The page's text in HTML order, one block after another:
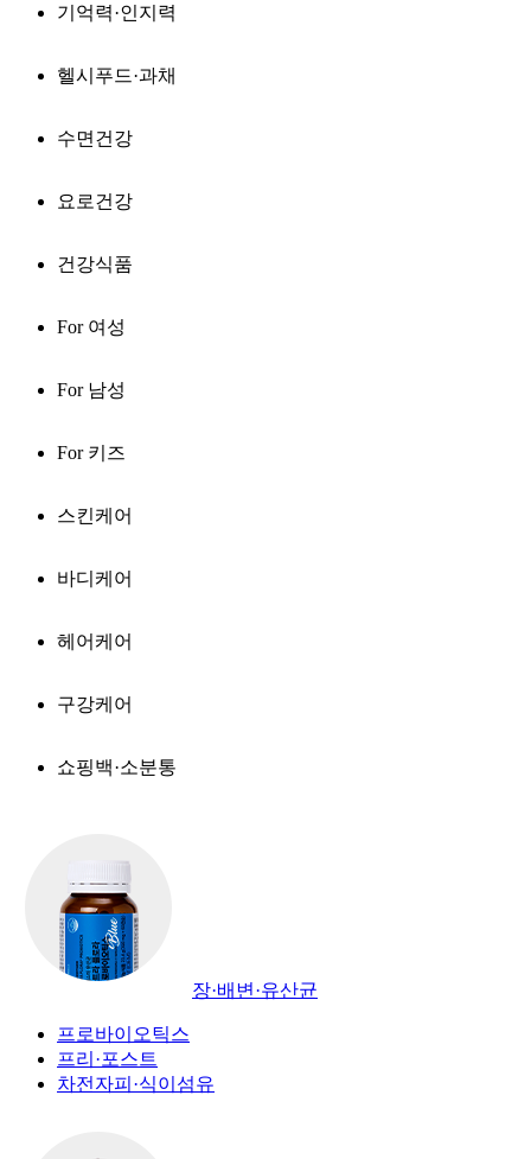
기억력·인지력
헬시푸드·과채
수면건강
요로건강
건강식품
For 여성
For 남성
For 키즈
스킨케어
바디케어
헤어케어
구강케어
쇼핑백·소분통
장·배변·유산균
프로바이오틱스
프리·포스트
차전자피·식이섬유